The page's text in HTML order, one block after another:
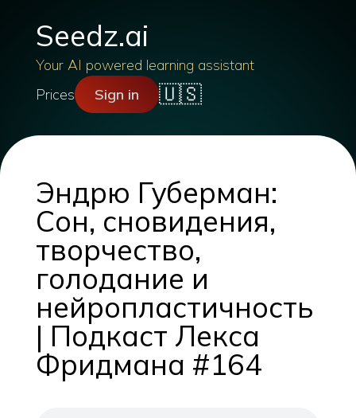
Seedz.ai
Your AI powered learning assistant
Prices
Sign in 🇺🇸
Эндрю Губерман:
Сон, сновидения,
творчество,
голодание и
нейропластичность
| Подкаст Лекса
Фридмана #164